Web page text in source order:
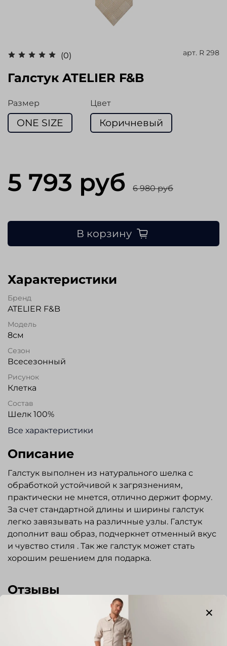
(0) арт. R 298
Галстук ATELIER F&B
Размер
ONE SIZE
Цвет
Коричневый
5 793 руб 6 980 руб
В корзину
Характеристики
Бренд
ATELIER F&B
Модель
8см
Сезон
Всесезонный
Рисунок
Клетка
Состав
Шелк 100%
Все характеристики
Описание
Галстук выполнен из натурального шелка с
обработкой устойчивой к загрязнениям,
практически не мнется, отлично держит форму.
За счет стандартной длины и ширины галстук
легко завязывать на различные узлы. Галстук
дополнит ваш образ, подчеркнет отменный вкус
и чувство стиля . Так же галстук может стать
хорошим решением для подарка.
Отзывы
Отзывов еще никто не оставлял